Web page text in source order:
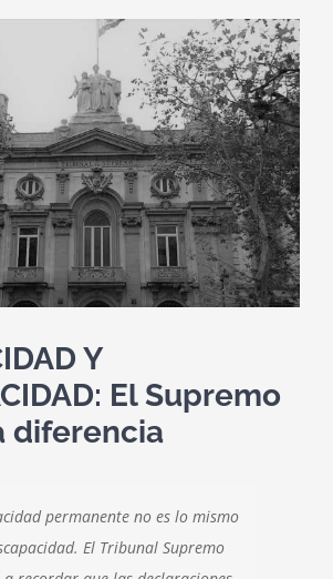
Y
El Supremo
diferencia
permanente no es lo mismo
El Tribunal Supremo